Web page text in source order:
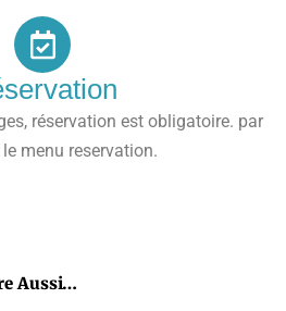
Aussi…
réservation est obligatoire. par
menu reservation.